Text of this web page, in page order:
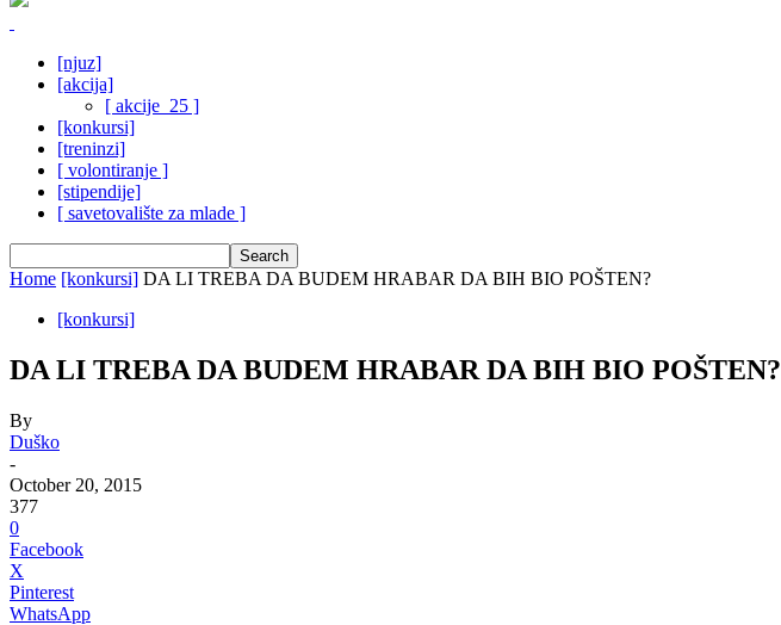
[njuz]
[akcija]
[ akcije_25 ]
[konkursi]
[treninzi]
[ volontiranje ]
[stipendije]
[ savetovalište za mlade ]
Home [konkursi] DA LI TREBA DA BUDEM HRABAR DA BIH BIO POŠTEN?
[konkursi]
DA LI TREBA DA BUDEM HRABAR DA BIH BIO POŠTEN?
By
Duško
-
October 20, 2015
377
0
Facebook
X
Pinterest
WhatsApp